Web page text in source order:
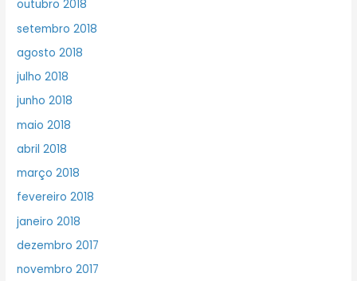
outubro 2018
setembro 2018
agosto 2018
julho 2018
junho 2018
maio 2018
abril 2018
março 2018
fevereiro 2018
janeiro 2018
dezembro 2017
novembro 2017